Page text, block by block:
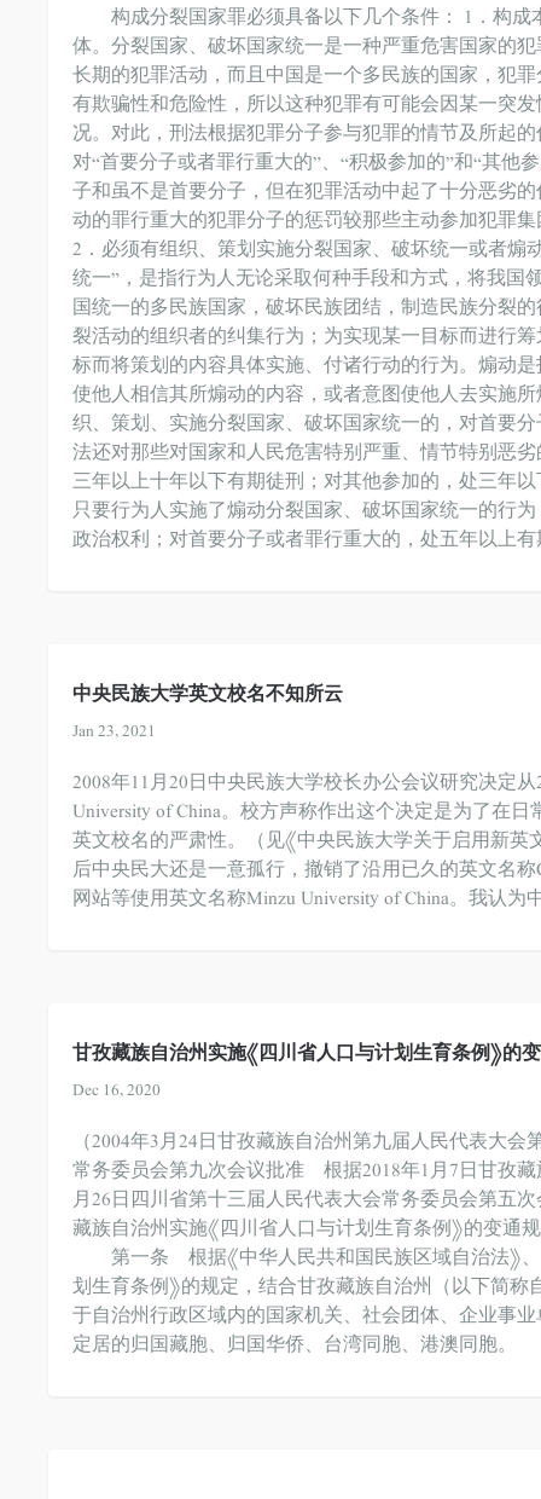
构成分裂国家罪必须具备以下几个条件： 1．构成
体。分裂国家、破坏国家统一是一种严重危害国家的
长期的犯罪活动，而且中国是一个多民族的国家，犯
有欺骗性和危险性，所以这种犯罪有可能会因某一突
况。对此，刑法根据犯罪分子参与犯罪的情节及所起
对“首要分子或者罪行重大的”、“积极参加的”和“其
子和虽不是首要分子，但在犯罪活动中起了十分恶劣
动的罪行重大的犯罪分子的惩罚较那些主动参加犯罪
2．必须有组织、策划实施分裂国家、破坏统一或者
统一”，是指行为人无论采取何种手段和方式，将我
国统一的多民族国家，破坏民族团结，制造民族分裂
裂活动的组织者的纠集行为；为实现某一目标而进行
标而将策划的内容具体实施、付诸行动的行为。煽动
使他人相信其所煽动的内容，或者意图使他人去实施
织、策划、实施分裂国家、破坏国家统一的，对首要
法还对那些对国家和人民危害特别严重、情节特别恶
三年以上十年以下有期徒刑；对其他参加的，处三年
只要行为人实施了煽动分裂国家、破坏国家统一的行
政治权利；对首要分子或者罪行重大的，处五年以上
中央民族大学英文校名不知所云
Jan 23, 2021
2008年11月20日中央民族大学校长办公会议研究决定
University of China。校方声称作出这个决定是为了在
英文校名的严肃性。（见《中央民族大学关于启用新
后中央民大还是一意孤行，撤销了沿用已久的英文名称
网站等使用英文名称Minzu University of China。我认
甘孜藏族自治州实施《四川省人口与计划生育条例》的
Dec 16, 2020
（2004年3月24日甘孜藏族自治州第九届人民代表大
常务委员会第九次会议批准 根据2018年1月7日甘孜
月26日四川省第十三届人民代表大会常务委员会第五
藏族自治州实施《四川省人口与计划生育条例》的变通
第一条 根据《中华人民共和国民族区域自治法》、
划生育条例》的规定，结合甘孜藏族自治州（以下简
于自治州行政区域内的国家机关、社会团体、企业事
定居的归国藏胞、归国华侨、台湾同胞、港澳同胞。